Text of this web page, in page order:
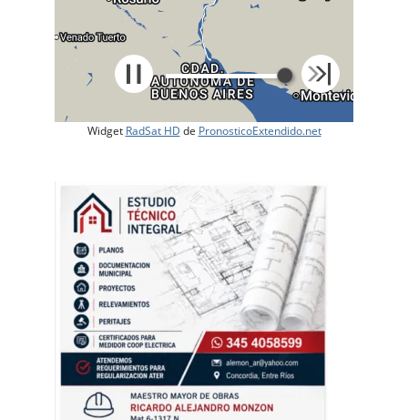
Widget RadSat HD de PronosticoExtendido.net